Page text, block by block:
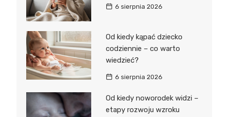
6 sierpnia 2026
Od kiedy kąpać dziecko
codziennie – co warto
wiedzieć?
6 sierpnia 2026
Od kiedy noworodek widzi –
etapy rozwoju wzroku